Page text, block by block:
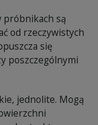
próbnikach są
od rzeczywistych
się
poszczególnymi
jednolite. Mogą